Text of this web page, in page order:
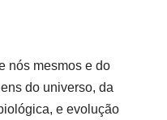
nós mesmos e do
do universo, da
e evolução